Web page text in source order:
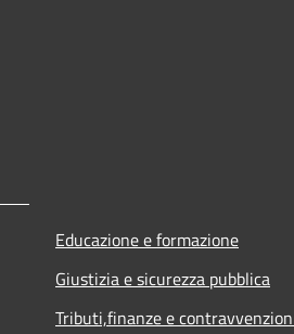
Educazione e formazione
Giustizia e sicurezza pubblica
Tributi,finanze e